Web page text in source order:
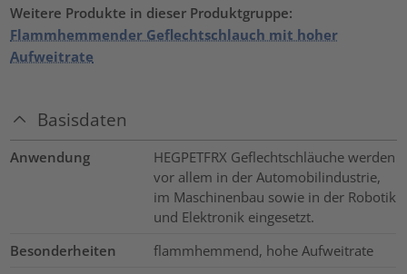
Weitere Produkte in dieser Produktgruppe:
Flammhemmender Geflechtschlauch mit hoher
Aufweitrate
Basisdaten
Anwendung
HEGPETFRX Geflechtschläuche werden
vor allem in der Automobilindustrie,
im Maschinenbau sowie in der Robotik
und Elektronik eingesetzt.
Besonderheiten
flammhemmend, hohe Aufweitrate